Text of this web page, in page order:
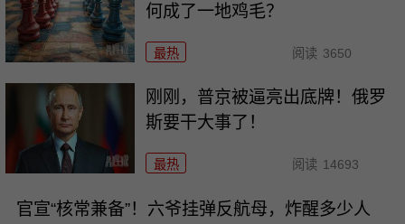
何成了一地鸡毛？
最热 阅读 3650
刚刚，普京被逼亮出底牌！俄罗
斯要干大事了！
最热 阅读 14693
官宣“核常兼备”！六爷挂弹反航母，炸醒多少人